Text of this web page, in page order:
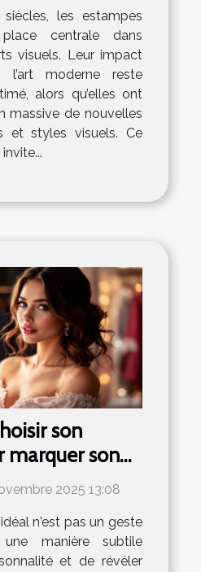
siècles, les estampes
centrale dans
visuels. Leur impact
l’art moderne reste
alors qu’elles ont
massive de nouvelles
et styles visuels. Ce
son
marquer son
quotidien ?
2025 13:08
n'est pas un geste
manière subtile
et de révéler